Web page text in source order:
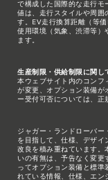
で構成した国際的な走行モ
値は、走行スタイルや周囲
す。EV走行換算距離（等
使用環境（気象、渋滞等）
ます。
生産制限・供給制限に関し
本ウェブサイト内のコンフ
が変更、オプション装備が
ー受付可否については、正
ジャガー・ランドローバー
を目指して、仕様、デザイ
改良を積み重ねています。
いの有無は、予告なく変更
ってオプション装備と標準
れている情報、仕様、エン